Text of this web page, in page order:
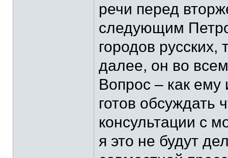
речи перед
следующим
городов русских,
далее, он во
Вопрос – как ему
готов обсуждать
консультации с
я это не будут